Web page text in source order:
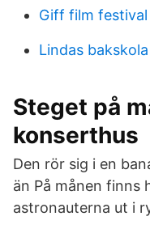
Giff film festival
Lindas
Steget på
konserthus
Den rör sig i en
än På månen finns
astronauterna ut i